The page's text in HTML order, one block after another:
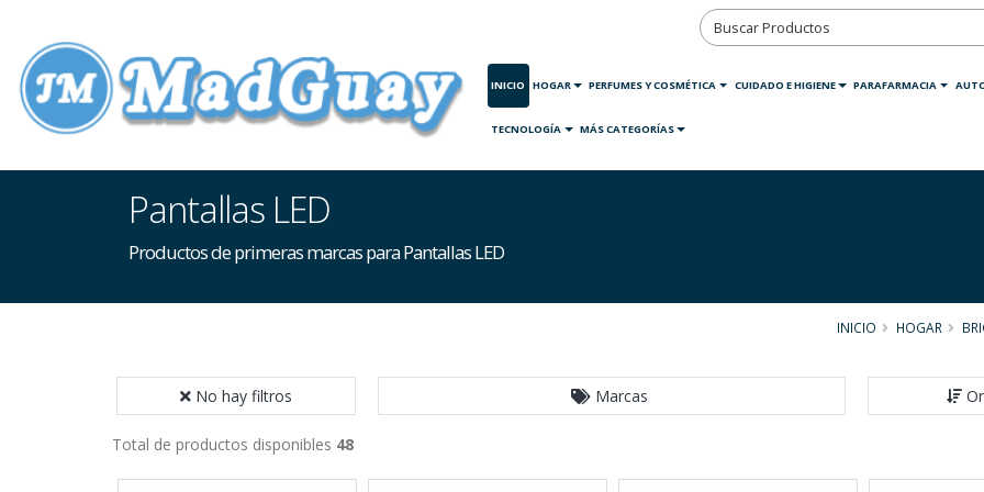
INICIO HOGAR PERFUMES Y COSMÉTICA CUIDADO E HIGIENE PARAFARMACIA
TECNOLOGÍA MÁS CATEGORÍAS
Pantallas LED
Productos de primeras marcas para Pantallas LED
INICIO HOGAR
No hay filtros Marcas
Total de productos disponibles 48